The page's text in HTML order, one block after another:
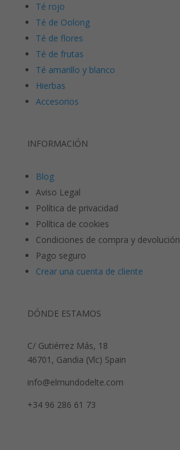
Té rojo
Té de Oolong
Té de flores
Té de frutas
Té amarillo y blanco
Hierbas
Accesorios
INFORMACIÓN
Blog
Aviso Legal
Política de privacidad
Política de cookies
Condiciones de compra y devolución
Pago seguro
Crear una cuenta de cliente
DÓNDE ESTAMOS
C/ Gutiérrez Más, 18
46701, Gandia (Vlc) Spain
info@elmundodelte.com
+34 96 286 61 73